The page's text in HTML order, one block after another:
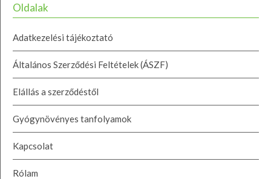
Oldalak
Adatkezelési tájékoztató
Általános Szerződési Feltételek (ÁSZF)
Elállás a szerződéstől
Gyógynövényes tanfolyamok
Kapcsolat
Rólam